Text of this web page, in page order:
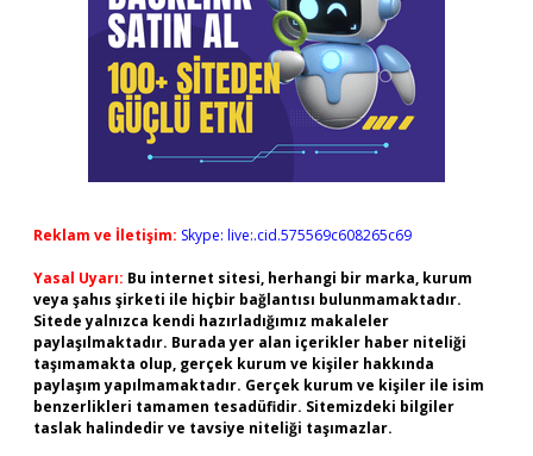
Reklam ve İletişim: Skype: live:.cid.575569c608265c69
Yasal Uyarı: Bu internet sitesi, herhangi bir marka, kurum
veya şahıs şirketi ile hiçbir bağlantısı bulunmamaktadır.
Sitede yalnızca kendi hazırladığımız makaleler
paylaşılmaktadır. Burada yer alan içerikler haber niteliği
taşımamakta olup, gerçek kurum ve kişiler hakkında
paylaşım yapılmamaktadır. Gerçek kurum ve kişiler ile isim
benzerlikleri tamamen tesadüfidir. Sitemizdeki bilgiler
taslak halindedir ve tavsiye niteliği taşımazlar.